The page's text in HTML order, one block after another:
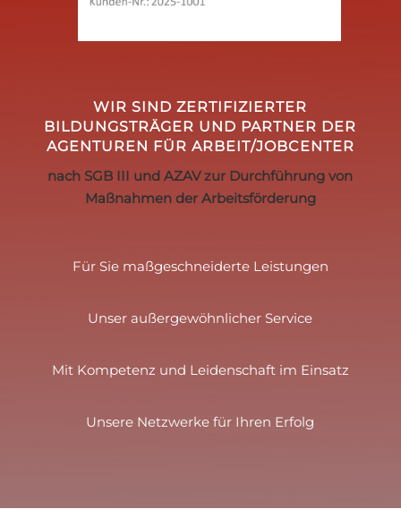
WIR SIND ZERTIFIZIERTER
BILDUNGSTRÄGER UND PARTNER DER
AGENTUREN FÜR ARBEIT/JOBCENTER
nach SGB III und AZAV zur Durchführung von
Maßnahmen der Arbeitsförderung
Für Sie maßgeschneiderte Leistungen
Unser außergewöhnlicher Service
Mit Kompetenz und Leidenschaft im Einsatz
Unsere Netzwerke für Ihren Erfolg